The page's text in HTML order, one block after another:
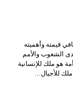
قيمته وأهميته
الشعوب والأمم
هو ملك للإنسانية
للأجيال…